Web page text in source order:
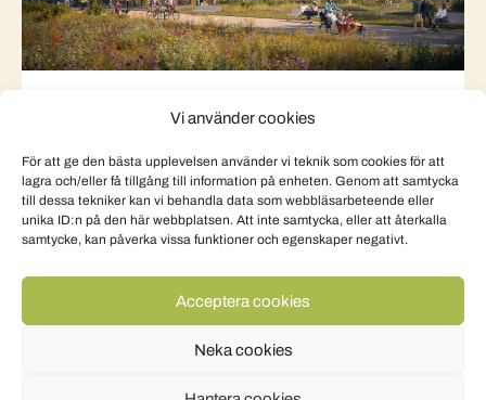
Vi använder cookies
För att ge den bästa upplevelsen använder vi teknik som cookies för att
lagra och/eller få tillgång till information på enheten. Genom att samtycka
till dessa tekniker kan vi behandla data som webbläsarbeteende eller
unika ID:n på den här webbplatsen. Att inte samtycka, eller att återkalla
samtycke, kan påverka vissa funktioner och egenskaper negativt.
Acceptera cookies
Neka cookies
Malmö stad bjöd in till en markanvisning för
området Öster om Hyllievångsparken, som är
certifierat av Citylab. Nu har vinnarna utsetts och
däribland finns vi…